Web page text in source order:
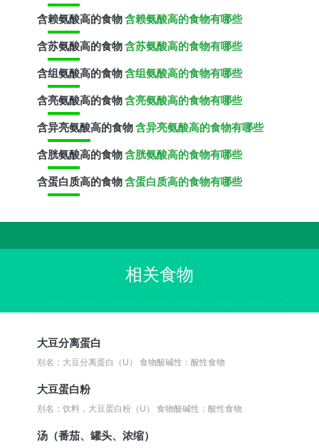
含赖氨酸高的食物含赖氨酸高的食物有哪些
含苏氨酸高的食物含苏氨酸高的食物有哪些
含组氨酸高的食物含组氨酸高的食物有哪些
含亮氨酸高的食物含亮氨酸高的食物有哪些
含异亮氨酸高的食物含异亮氨酸高的食物有哪些
含胱氨酸高的食物含胱氨酸高的食物有哪些
含蛋白质高的食物含蛋白质高的食物有哪些
相关食物
大豆分离蛋白
别名：大豆分离蛋白（U）食物酸碱性：酸性食物
大豆蛋白粉
别名：饮料，大豆蛋白粉（U）食物酸碱性：酸性食物
汤（番茄、罐头、浓缩）